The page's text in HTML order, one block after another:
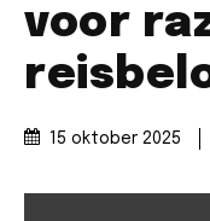
voor
15 oktober 2025